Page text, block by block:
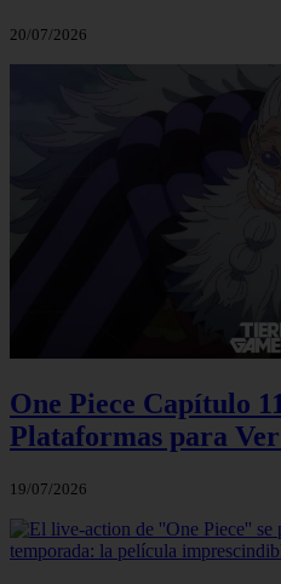
20/07/2026
One Piece Capítulo
Plataformas para
19/07/2026